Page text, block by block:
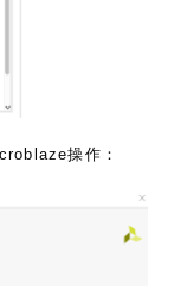
操作：